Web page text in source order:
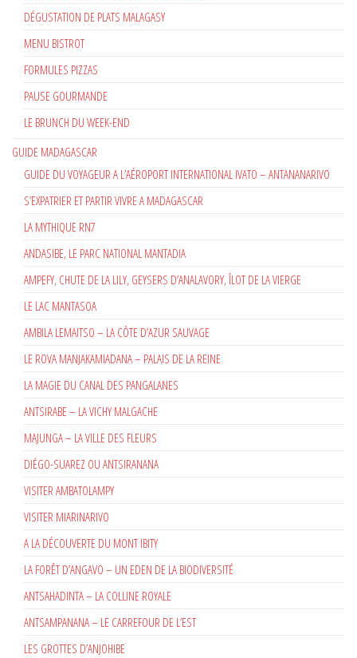
DÉGUSTATION DE PLATS MALAGASY
MENU BISTROT
FORMULES PIZZAS
PAUSE GOURMANDE
LE BRUNCH DU WEEK-END
GUIDE MADAGASCAR
GUIDE DU VOYAGEUR A L’AÉROPORT INTERNATIONAL IVATO – ANTANANARIVO
S’EXPATRIER ET PARTIR VIVRE A MADAGASCAR
LA MYTHIQUE RN7
ANDASIBE, LE PARC NATIONAL MANTADIA
AMPEFY, CHUTE DE LA LILY, GEYSERS D’ANALAVORY, ÎLOT DE LA VIERGE
LE LAC MANTASOA
AMBILA LEMAITSO – LA CÔTE D’AZUR SAUVAGE
LE ROVA MANJAKAMIADANA – PALAIS DE LA REINE
LA MAGIE DU CANAL DES PANGALANES
ANTSIRABE – LA VICHY MALGACHE
MAJUNGA – LA VILLE DES FLEURS
DIÉGO-SUAREZ OU ANTSIRANANA
VISITER AMBATOLAMPY
VISITER MIARINARIVO
A LA DÉCOUVERTE DU MONT IBITY
LA FORÊT D’ANGAVO – UN EDEN DE LA BIODIVERSITÉ
ANTSAHADINTA – LA COLLINE ROYALE
ANTSAMPANANA – LE CARREFOUR DE L’EST
LES GROTTES D’ANJOHIBE